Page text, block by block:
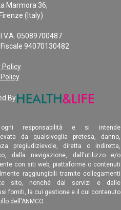
Marmora 36,
(Italy)
05089700487
94070130482
Policy
By
ogni responsabilità e si intende
da qualsivoglia pretesa, danno,
pregiudizievole, diretta o indiretta,
dalla navigazione, dall'utilizzo e/o
con siti web, piattaforme o contenuti
raggiungibili tramite collegamenti
sito, nonché dai servizi e dalle
forniti, la cui gestione e il cui contenuto
dell'ANMCO.